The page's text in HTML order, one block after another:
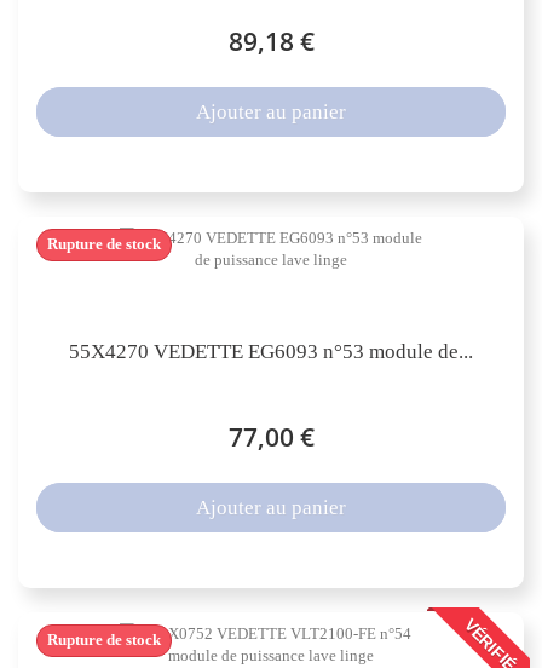
89,18 €
Ajouter au panier
55X4270 VEDETTE EG6093 n°53 module de...
77,00 €
Rupture de stock
Ajouter au panier
VÉRIFIÉ
Rupture de stock